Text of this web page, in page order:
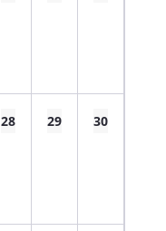
28 29 30